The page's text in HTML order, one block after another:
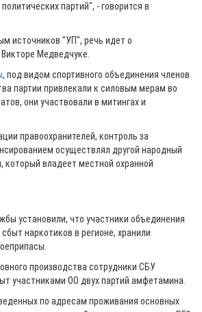
партий", - говорится в
источников "УП", речь идет о
Медведчуке.
, под видом спортивного объединения членов
партии привлекали к силовым мерам во
они участвовали в митингах и
правоохранителей, контроль за
осуществлял другой народный
который владеет местной охранной
установили, что участники объединения
наркотиков в регионе, хранили
производства сотрудники СБУ
участниками ОО двух партий амфетамина.
по адресам проживания основных